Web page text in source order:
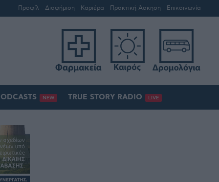
Προφίλ Διαφήμιση Καριέρα Πρακτική Άσκηση Επικοινωνία
NEW TRUE STORY RADIO LIVE